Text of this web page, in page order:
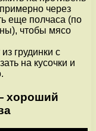
примерно через
еще полчаса (по
чтобы мясо
грудинки с
на кусочки и
хороший